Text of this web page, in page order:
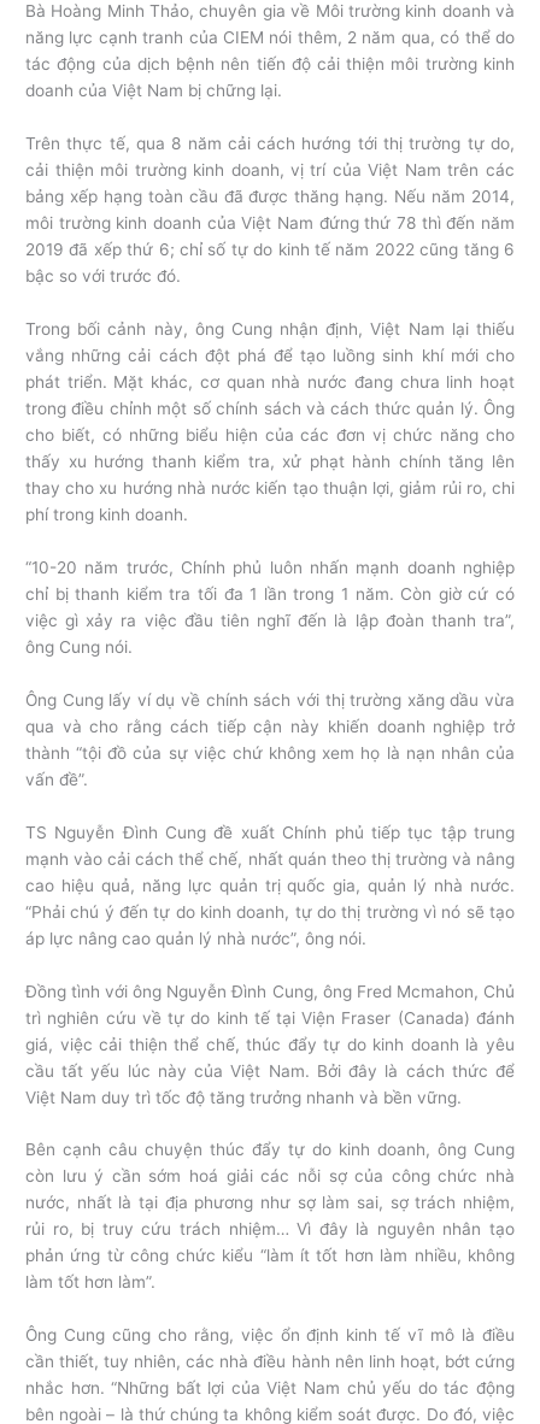
Bà Hoàng Minh Thảo, chuyên gia về Môi trường kinh doanh và
năng lực cạnh tranh của CIEM nói thêm, 2 năm qua, có thể do
tác động của dịch bệnh nên tiến độ cải thiện môi trường kinh
doanh của Việt Nam bị chững lại.
Trên thực tế, qua 8 năm cải cách hướng tới thị trường tự do,
cải thiện môi trường kinh doanh, vị trí của Việt Nam trên các
bảng xếp hạng toàn cầu đã được thăng hạng. Nếu năm 2014,
môi trường kinh doanh của Việt Nam đứng thứ 78 thì đến năm
2019 đã xếp thứ 6; chỉ số tự do kinh tế năm 2022 cũng tăng 6
bậc so với trước đó.
Trong bối cảnh này, ông Cung nhận định, Việt Nam lại thiếu
vắng những cải cách đột phá để tạo luồng sinh khí mới cho
phát triển. Mặt khác, cơ quan nhà nước đang chưa linh hoạt
trong điều chỉnh một số chính sách và cách thức quản lý. Ông
cho biết, có những biểu hiện của các đơn vị chức năng cho
thấy xu hướng thanh kiểm tra, xử phạt hành chính tăng lên
thay cho xu hướng nhà nước kiến tạo thuận lợi, giảm rủi ro, chi
phí trong kinh doanh.
“10-20 năm trước, Chính phủ luôn nhấn mạnh doanh nghiệp
chỉ bị thanh kiểm tra tối đa 1 lần trong 1 năm. Còn giờ cứ có
việc gì xảy ra việc đầu tiên nghĩ đến là lập đoàn thanh tra”,
ông Cung nói.
Ông Cung lấy ví dụ về chính sách với thị trường xăng dầu vừa
qua và cho rằng cách tiếp cận này khiến doanh nghiệp trở
thành “tội đồ của sự việc chứ không xem họ là nạn nhân của
vấn đề”.
TS Nguyễn Đình Cung đề xuất Chính phủ tiếp tục tập trung
mạnh vào cải cách thể chế, nhất quán theo thị trường và nâng
cao hiệu quả, năng lực quản trị quốc gia, quản lý nhà nước.
“Phải chú ý đến tự do kinh doanh, tự do thị trường vì nó sẽ tạo
áp lực nâng cao quản lý nhà nước”, ông nói.
Đồng tình với ông Nguyễn Đình Cung, ông Fred Mcmahon, Chủ
trì nghiên cứu về tự do kinh tế tại Viện Fraser (Canada) đánh
giá, việc cải thiện thể chế, thúc đẩy tự do kinh doanh là yêu
cầu tất yếu lúc này của Việt Nam. Bởi đây là cách thức để
Việt Nam duy trì tốc độ tăng trưởng nhanh và bền vững.
Bên cạnh câu chuyện thúc đẩy tự do kinh doanh, ông Cung
còn lưu ý cần sớm hoá giải các nỗi sợ của công chức nhà
nước, nhất là tại địa phương như sợ làm sai, sợ trách nhiệm,
rủi ro, bị truy cứu trách nhiệm… Vì đây là nguyên nhân tạo
phản ứng từ công chức kiểu “làm ít tốt hơn làm nhiều, không
làm tốt hơn làm”.
Ông Cung cũng cho rằng, việc ổn định kinh tế vĩ mô là điều
cần thiết, tuy nhiên, các nhà điều hành nên linh hoạt, bớt cứng
nhắc hơn. “Những bất lợi của Việt Nam chủ yếu do tác động
bên ngoài – là thứ chúng ta không kiểm soát được. Do đó, việc